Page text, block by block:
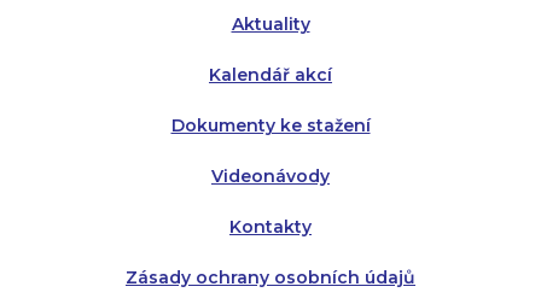
Aktuality
Kalendář akcí
Dokumenty ke stažení
Videonávody
Kontakty
Zásady ochrany osobních údajů